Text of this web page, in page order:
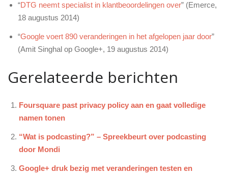
“DTG neemt specialist in klantbeoordelingen over” (Emerce,
18 augustus 2014)
“Google voert 890 veranderingen in het afgelopen jaar door”
(Amit Singhal op Google+, 19 augustus 2014)
Gerelateerde berichten
Foursquare past privacy policy aan en gaat volledige
namen tonen
“Wat is podcasting?” – Spreekbeurt over podcasting
door Mondi
Google+ druk bezig met veranderingen testen en